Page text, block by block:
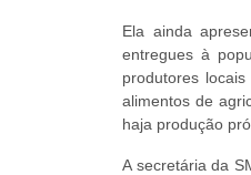
Ela ainda
entregues à
produtores
alimentos de
haja produção
A secretária da